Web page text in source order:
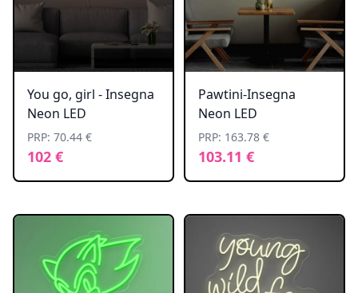
You go, girl - Insegna
Neon LED
PRP: 70.44 €
102 €
Pawtini-Insegna
Neon LED
PRP: 163.78 €
103.11 €